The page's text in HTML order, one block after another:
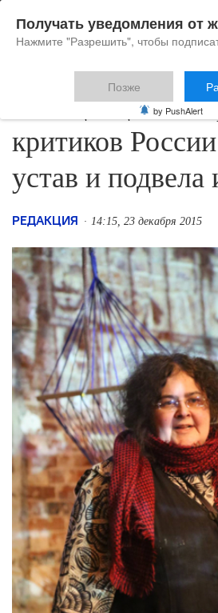
Ассоциация
критиков
устав и подвела
РЕДАКЦИЯ 14:15, 23 декабря 2015
Получать уведомления от
Нажмите "Разрешить", чтобы
Позже
by PushAlert